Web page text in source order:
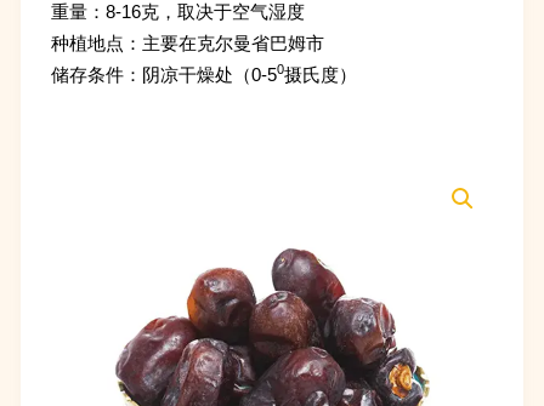
重量：8-16克，取决于空气湿度
种植地点：主要在克尔曼省巴姆市
储存条件：阴凉干燥处（0-50摄氏度）